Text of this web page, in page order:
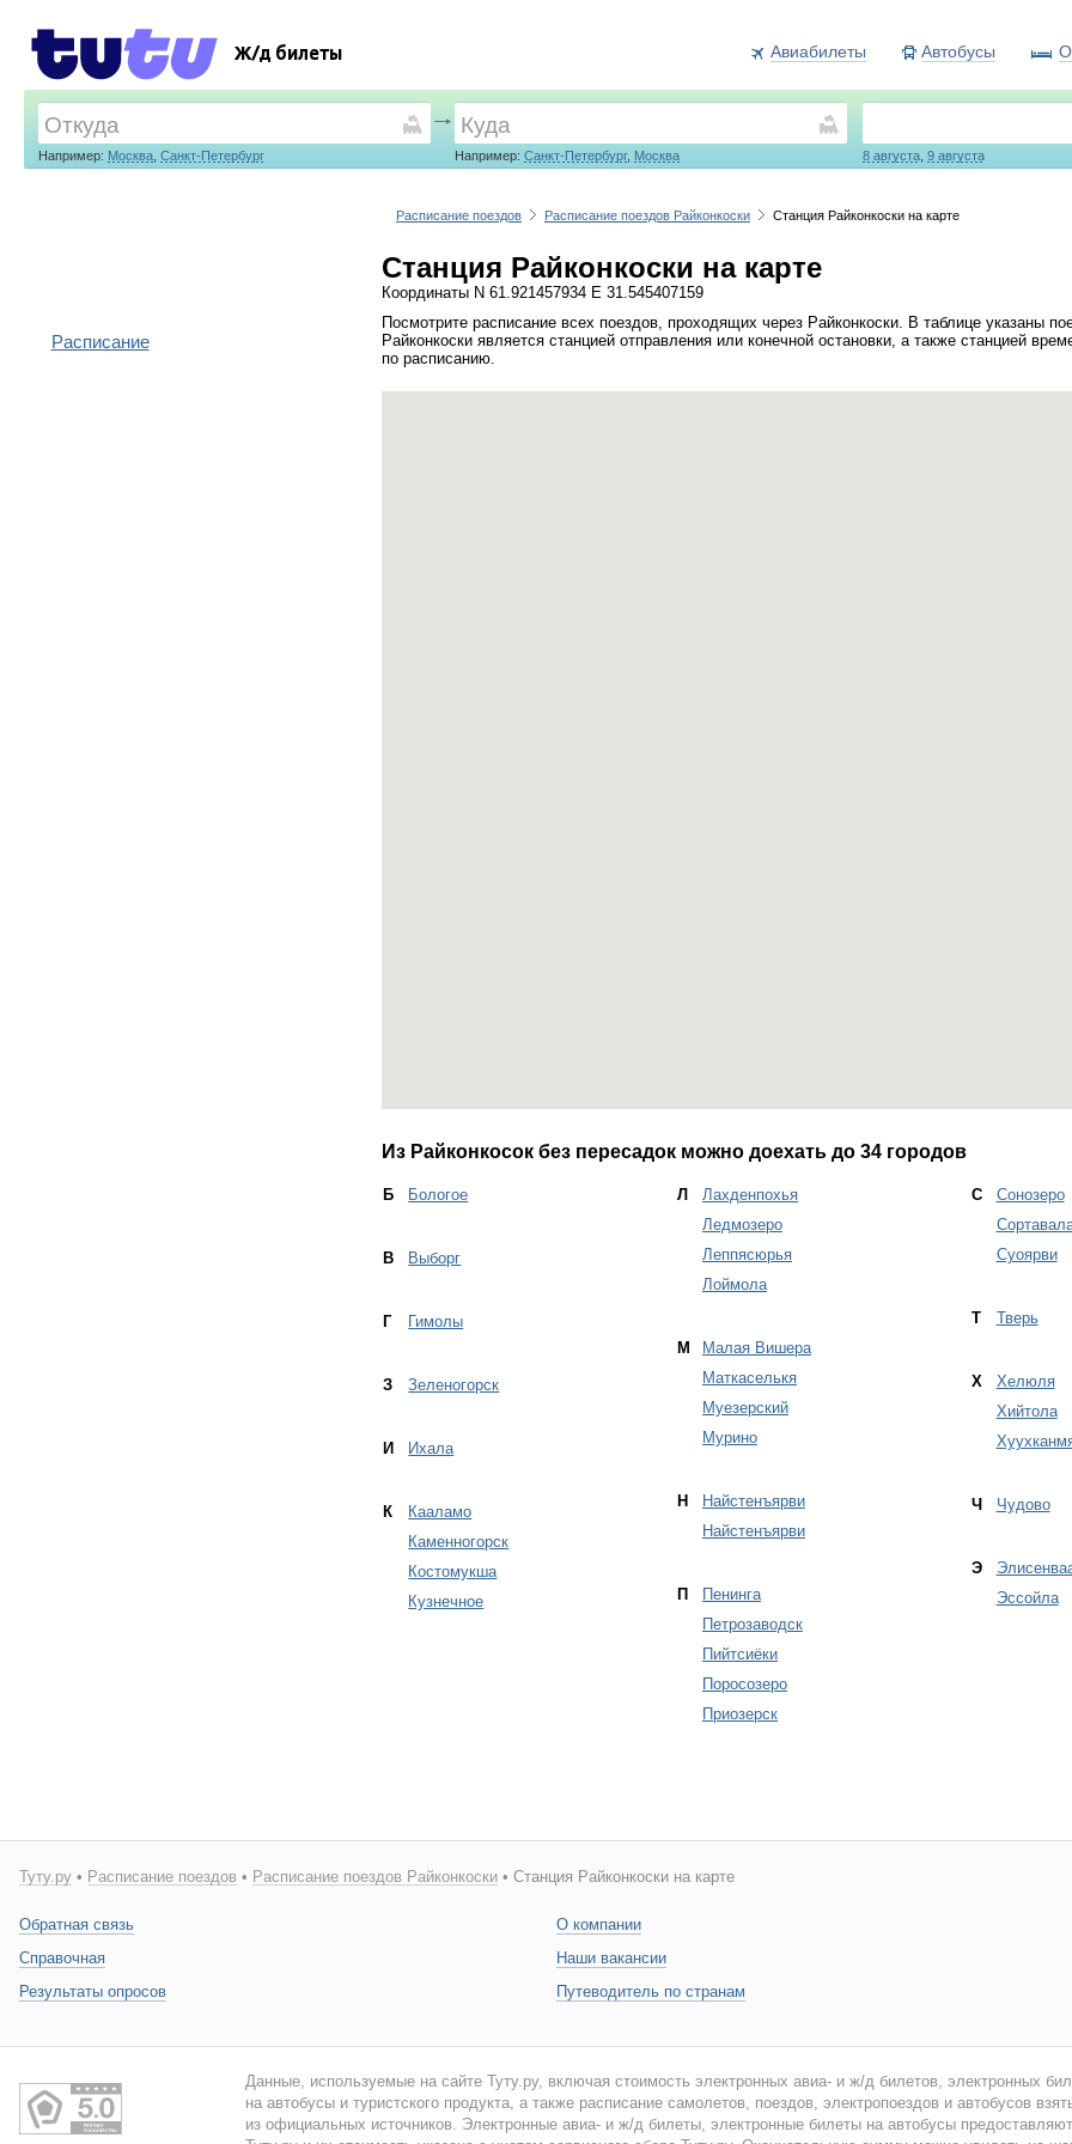
Автобусы
Ж/д билеты Авиабилеты
Например: Москва ,Санкт-Петербург Например:Санкт-Петербург, Москва 8 августа ,9 августа
Расписание поездов Расписание поездов Райконкоски Станция Райконкоски на карте
Станция Райконкоски на карте
Координаты N 61.921457934 E 31.545407159
Посмотрите расписание всех поездов, проходящих через Райконкоски. В таблице указаны
Райконкоски является станцией отправления или конечной остановки, а также станцией
по расписанию.
Расписание
Из Райконкосок без пересадок можно доехать до 34 городов
Б Бологое
В Выборг
Г Гимолы
З Зеленогорск
И Ихала
К
Кааламо
Каменногорск
Костомукша
Кузнечное
Л
Лахденпохья
Ледмозеро
Леппясюрья
Лоймола
М
Малая Вишера
Маткаселькя
Муезерский
Мурино
Н
Найстенъярви
Найстенъярви
П
Пенинга
Петрозаводск
Пийтсиёки
Поросозеро
Приозерск
С
Сонозеро
Суоярви
Т Тверь
Х
Хелюля
Хийтола
Ч Чудово
Э
Эссойла
Туту.ру• Расписание поездов • Расписание поездов Райконкоски• Станция Райконкоски на карте
Обратная связь
Справочная
Результаты опросов
О компании
Наши вакансии
Путеводитель по странам
Данные, используемые на сайте Туту.ру, включая стоимость электронных авиа- и ж/д билетов, электронных
на автобусы и туристского продукта, а также расписание самолетов, поездов, электропоездов и автобусов
из официальных источников. Электронные авиа- и ж/д билеты, электронные билеты на автобусы